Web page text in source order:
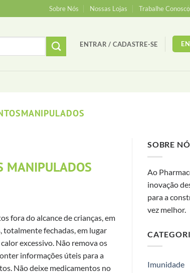
Sobre Nós Nossas Lojas Trabalhe Conosco
ENTRAR / CADASTRE-SE
MANIPULADOS
fora do alcance de crianças, em
totalmente fechadas, em lugar
excessivo. Não remova os
informações úteis para a
Não deixe medicamentos no
SOBRE
Ao
inovação
para a
vez melhor.
Imunidade